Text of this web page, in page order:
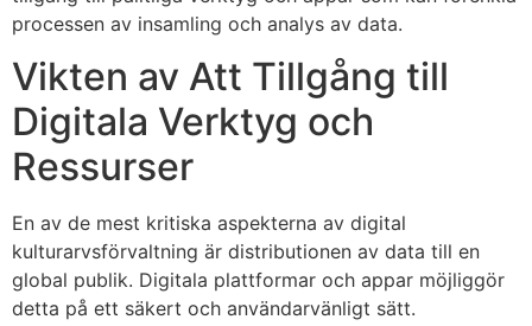
processen av insamling och analys av data.
Vikten av Att Tillgång till
Digitala Verktyg och
Ressurser
En av de mest kritiska aspekterna av digital
kulturarvsförvaltning är distributionen av data till en
global publik. Digitala plattformar och appar möjliggör
detta på ett säkert och användarvänligt sätt.